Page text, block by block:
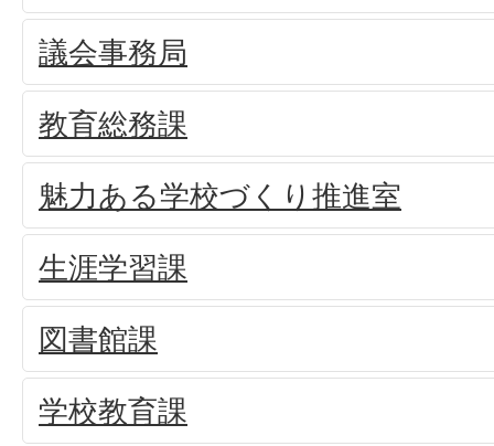
議会事務局
教育総務課
魅力ある学校づくり推進室
生涯学習課
図書館課
学校教育課